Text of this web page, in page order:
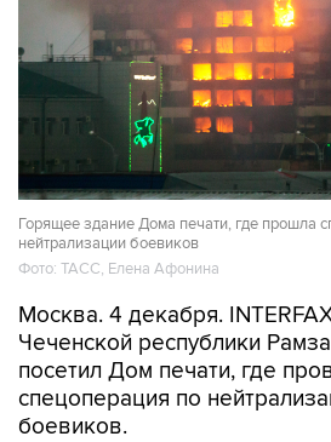
Горящее здание Дома печати, где прошла
нейтрализации боевиков
Фото: ТАСС, Елена Афонина
Москва. 4 декабря.
Чеченской республики
посетил Дом печати, где
спецоперация по
боевиков.